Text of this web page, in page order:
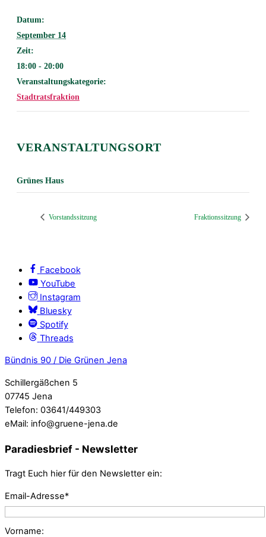
Datum:
September 14
Zeit:
18:00 - 20:00
Veranstaltungskategorie:
Stadtratsfraktion
VERANSTALTUNGSORT
Grünes Haus
Vorstandssitzung Fraktionssitzung
Facebook
YouTube
Instagram
Bluesky
Spotify
Threads
Bündnis 90 / Die Grünen Jena
Schillergäßchen 5
07745 Jena
Telefon: 03641/449303
eMail: info@gruene-jena.de
Paradiesbrief - Newsletter
Tragt Euch hier für den Newsletter ein:
Email-Adresse*
Vorname: